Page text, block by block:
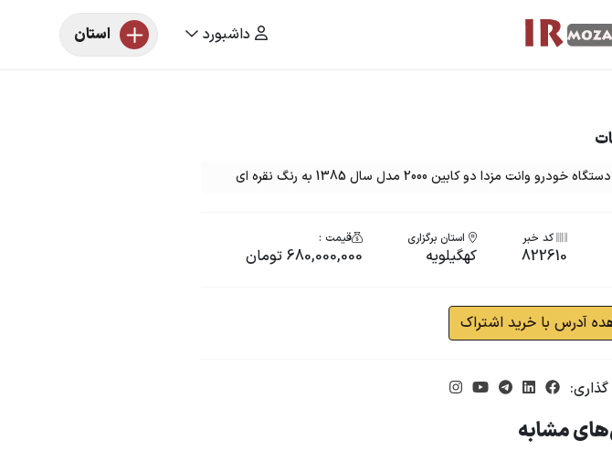
داشبورد استان
وانت مزدا دو کابین 2000 مدل سال 1385 به رنگ نقره ای
کد خبر
822610
استان برگزاری
کهگیلویه
قیمت :
680,000,000 تومان
آدرس با خرید اشتراک
مشابه